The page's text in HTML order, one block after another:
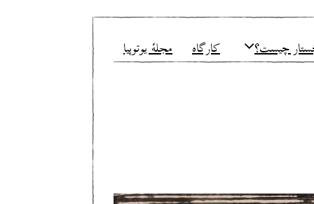
مجلهٔ یوتوپیا کارگاه چیست؟